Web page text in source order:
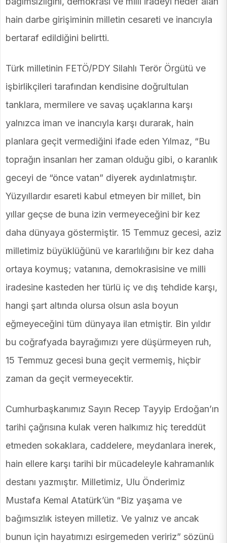
hain darbe girişiminin milletin cesareti ve inancıyla
bertaraf edildiğini belirtti.
Türk milletinin FETÖ/PDY Silahlı Terör Örgütü ve
işbirlikçileri tarafından kendisine doğrultulan
tanklara, mermilere ve savaş uçaklarına karşı
yalnızca iman ve inancıyla karşı durarak, hain
planlara geçit vermediğini ifade eden Yılmaz, “Bu
toprağın insanları her zaman olduğu gibi, o karanlık
geceyi de “önce vatan” diyerek aydınlatmıştır.
Yüzyıllardır esareti kabul etmeyen bir millet, bin
yıllar geçse de buna izin vermeyeceğini bir kez
daha dünyaya göstermiştir. 15 Temmuz gecesi, aziz
milletimiz büyüklüğünü ve kararlılığını bir kez daha
ortaya koymuş; vatanına, demokrasisine ve milli
iradesine kasteden her türlü iç ve dış tehdide karşı,
hangi şart altında olursa olsun asla boyun
eğmeyeceğini tüm dünyaya ilan etmiştir. Bin yıldır
bu coğrafyada bayrağımızı yere düşürmeyen ruh,
15 Temmuz gecesi buna geçit vermemiş, hiçbir
zaman da geçit vermeyecektir.
Cumhurbaşkanımız Sayın Recep Tayyip Erdoğan’ın
tarihi çağrısına kulak veren halkımız hiç tereddüt
etmeden sokaklara, caddelere, meydanlara inerek,
hain ellere karşı tarihi bir mücadeleyle kahramanlık
destanı yazmıştır. Milletimiz, Ulu Önderimiz
Mustafa Kemal Atatürk’ün “Biz yaşama ve
bağımsızlık isteyen milletiz. Ve yalnız ve ancak
bunun için hayatımızı esirgemeden veririz” sözünü